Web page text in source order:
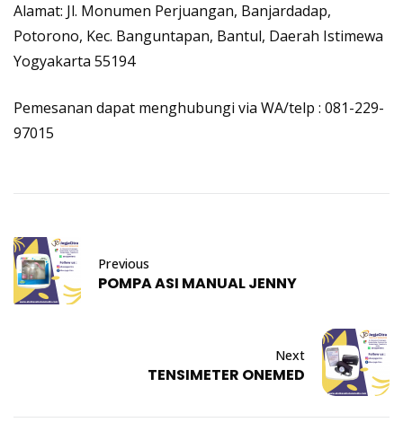
Alamat: Jl. Monumen Perjuangan, Banjardadap,
Potorono, Kec. Banguntapan, Bantul, Daerah Istimewa
Yogyakarta 55194
Pemesanan dapat menghubungi via WA/telp : 081-229-
97015
Previous
POMPA ASI MANUAL JENNY
Next
TENSIMETER ONEMED